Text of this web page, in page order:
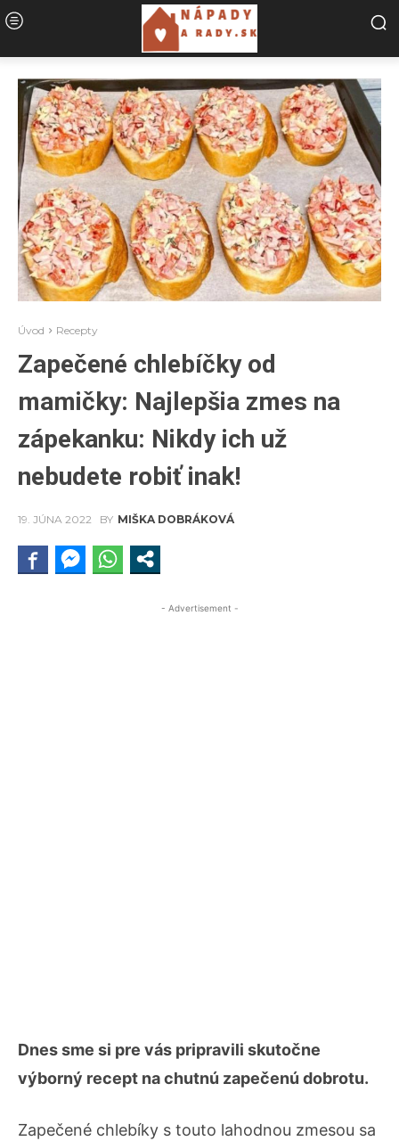
Úvod Recepty
Zapečené chlebíčky od
mamičky: Najlepšia zmes na
zápekanku: Nikdy ich už
nebudete robiť inak!
19. JÚNA 2022 BY MIŠKA DOBRÁKOVÁ
- Advertisement -
Dnes sme si pre vás pripravili skutočne
výborný recept na chutnú zapečenú dobrotu.
Zapečené chlebíky s touto lahodnou zmesou sa